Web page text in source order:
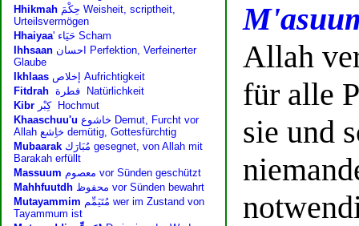
M'asuu
Allah
für alle
sie und